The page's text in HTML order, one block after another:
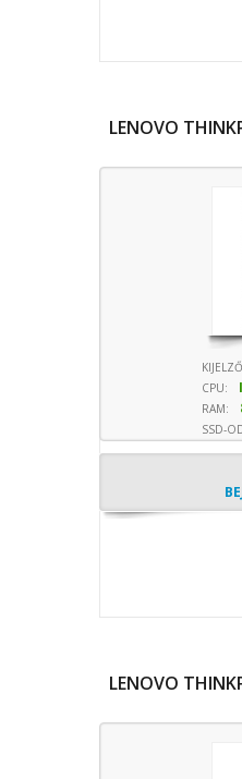
LENOVO
CPU:
RAM:
SSD-
LENOVO